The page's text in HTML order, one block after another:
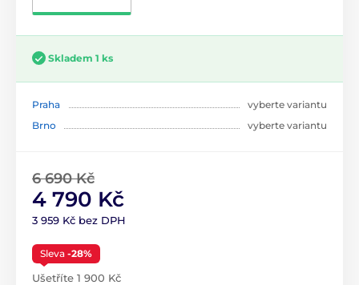
Skladem 1 ks
Praha
vyberte variantu
Brno
vyberte variantu
6 690 Kč
4 790 Kč
3 959 Kč bez DPH
Sleva -28%
Ušetříte 1 900 Kč